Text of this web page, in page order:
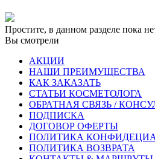
Простите, в данном разделе пока
Вы смотрели
АКЦИИ
НАШИ ПРЕИМУЩЕСТВА
КАК ЗАКАЗАТЬ
СТАТЬИ КОСМЕТОЛОГА
ОБРАТНАЯ СВЯЗЬ /
ПОДПИСКА
ДОГОВОР ОФЕРТЫ
ПОЛИТИКА
ПОЛИТИКА ВОЗВРАТА